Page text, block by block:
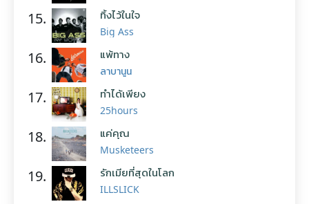
15. ทิ้งไว้ในใจ
Big Ass
16. แพ้ทาง
ลาบานูน
17. ทำได้เพียง
25hours
18. แค่คุณ
Musketeers
19. รักเมียที่สุดในโลก
ILLSLICK